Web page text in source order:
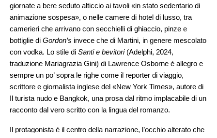
giornate a bere seduto alticcio ai tavoli «in stato sedentario di
animazione sospesa», o nelle camere di hotel di lusso, tra
camerieri che arrivano con secchielli di ghiaccio, pinze e
bottiglie di Gordon’s invece che di Martini, in genere mescolato
con vodka. Lo stile di Santi e bevitori (Adelphi, 2024,
traduzione Mariagrazia Gini) di Lawrence Osborne è allegro e
sempre un po’ sopra le righe come il reporter di viaggio,
scrittore e giornalista inglese del «New York Times», autore di
Il turista nudo e Bangkok, una prosa dal ritmo implacabile di un
racconto dal vero scritto con la lingua del romanzo.
Il protagonista è il centro della narrazione, l’occhio alterato che